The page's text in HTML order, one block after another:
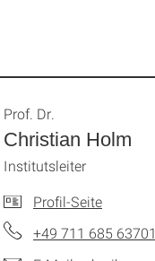
Christian Holm
Prof. Dr.
Institutsleiter
Profil-Seite
+49 711 685 63701